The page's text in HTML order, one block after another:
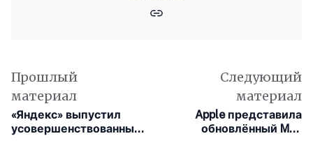
Прошлый
материал
«Яндекс» выпустил
усовершенствованный
Следующий
материал
Apple представила
обновлённый Mac